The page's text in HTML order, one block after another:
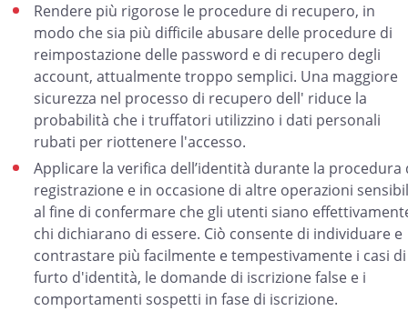
Rendere più rigorose le procedure di recupero, in
modo che sia più difficile abusare delle procedure di
reimpostazione delle password e di recupero degli
account, attualmente troppo semplici. Una maggiore
sicurezza nel processo di recupero dell' riduce la
probabilità che i truffatori utilizzino i dati personali
rubati per riottenere l'accesso.
Applicare la verifica dell’identità durante la procedura
registrazione e in occasione di altre operazioni
al fine di confermare che gli utenti siano
chi dichiarano di essere. Ciò consente di individuare e
contrastare più facilmente e tempestivamente i casi di
furto d'identità, le domande di iscrizione false e i
comportamenti sospetti in fase di iscrizione.